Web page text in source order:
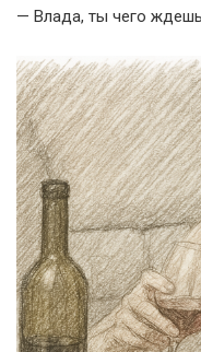
— Влада, ты чего